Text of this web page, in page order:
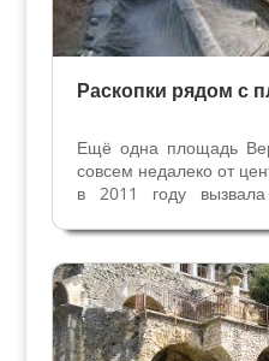
Раскопки рядом с
Ещё одна площадь
совсем недалеко от
в 2011 году
квартала, строители,
власти. Из-за
Ардити во время...
Верона
Римская